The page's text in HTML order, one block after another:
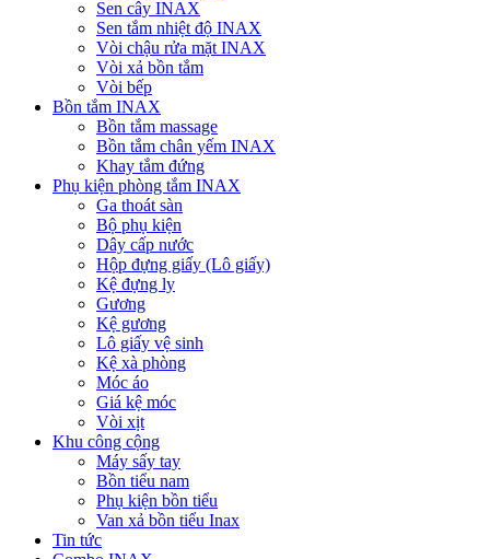
Sen cây INAX
Sen tắm nhiệt độ INAX
Vòi chậu rửa mặt INAX
Vòi xả bồn tắm
Vòi bếp
Bồn tắm INAX
Bồn tắm massage
Bồn tắm chân yếm INAX
Khay tắm đứng
Phụ kiện phòng tắm INAX
Ga thoát sàn
Bộ phụ kiện
Dây cấp nước
Hộp đựng giấy (Lô giấy)
Kệ đựng ly
Gương
Kệ gương
Lô giấy vệ sinh
Kệ xà phòng
Móc áo
Giá kệ móc
Vòi xịt
Khu công cộng
Máy sấy tay
Bồn tiểu nam
Phụ kiện bồn tiểu
Van xả bồn tiểu Inax
Tin tức